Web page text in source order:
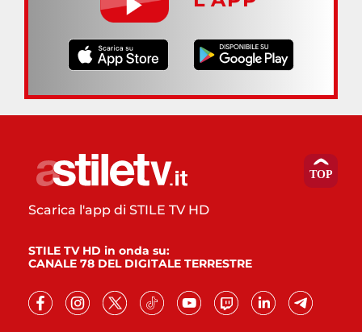
Scarica l'app di STILE TV HD
STILE TV HD in onda su:
CANALE 78 DEL DIGITALE TERRESTRE